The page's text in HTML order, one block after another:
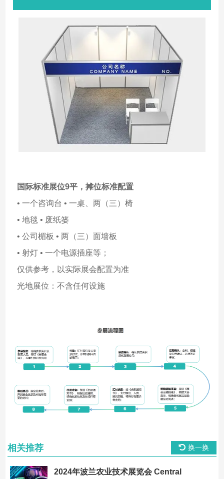
国际标准展位9平，摊位标准配置
• 一个咨询台 • 一桌、两（三）椅
• 地毯 • 废纸篓
• 公司楣板 • 两（三）面墙板
• 射灯 • 一个电源插座等；
仅供参考，以实际展会配置为准
光地展位：不含任何设施
相关推荐 换一换
2024年波兰农业技术展览会 Central